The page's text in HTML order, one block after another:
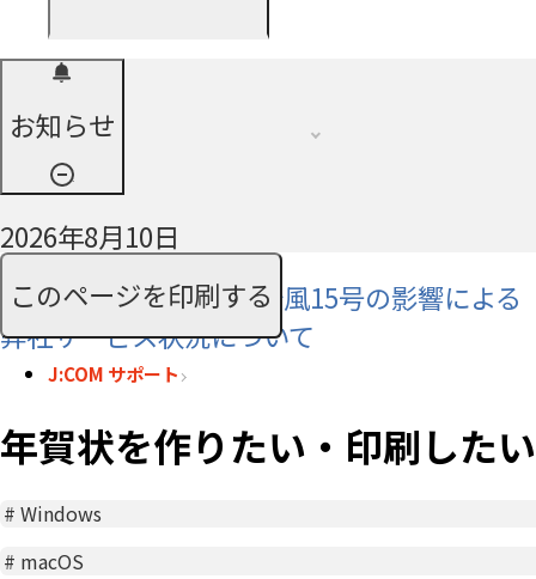
お知らせ
2026年8月10日
【お知らせ】令和8年 台風15号の影響による
弊社サービス状況について
このページを印刷する
J:COM サポート
年賀状を作りたい・印刷した
#Windows
# macOS